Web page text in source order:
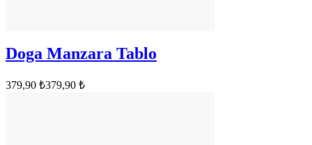
Doga Manzara Tablo
379,90 ₺379,90 ₺